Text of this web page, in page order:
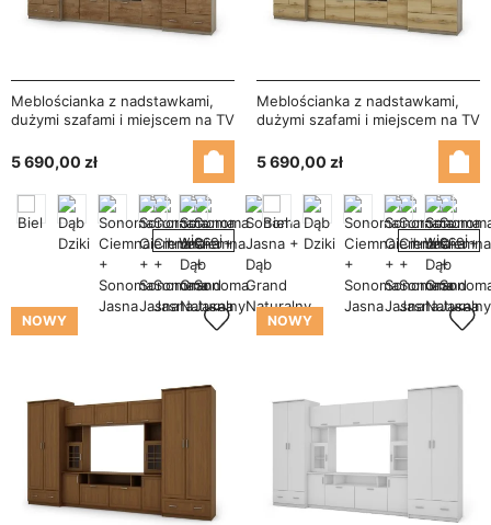
Meblościanka z nadstawkami,
dużymi szafami i miejscem na TV
370×210 cm Sonoma Jasna /
Dąb Lefkas – TAJGA
5 690,00 zł
+ więcej
Meblościanka z nadstawkami,
dużymi szafami i miejscem na TV
370×210 cm Sonoma Jasna /
Dąb Grand Naturalny – TAJGA
5 690,00 zł
+ więcej
NOWY NOWY